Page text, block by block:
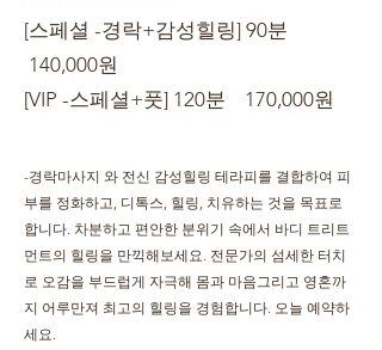
[스페셜 -경락+감성힐링] 90분
140,000원
[VIP -스페셜+풋] 120분 170,000원
-경락마사지 와 전신 감성힐링 테라피를 결합하여 피
부를 정화하고, 디톡스, 힐링, 치유하는 것을 목표로
합니다. 차분하고 편안한 분위기 속에서 바디 트리트
먼트의 힐링을 만끽해보세요. 전문가의 섬세한 터치
로 오감을 부드럽게 자극해 몸과 마음그리고 영혼까
지 어루만져 최고의 힐링을 경험합니다. 오늘 예약하
세요.